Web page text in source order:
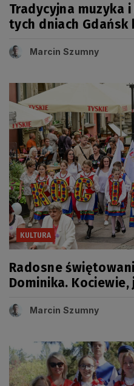
Tradycyjna muzyka
tych dniach
Marcin Szumny
KULTURA
Radosne
Dominika.
Marcin Szumny